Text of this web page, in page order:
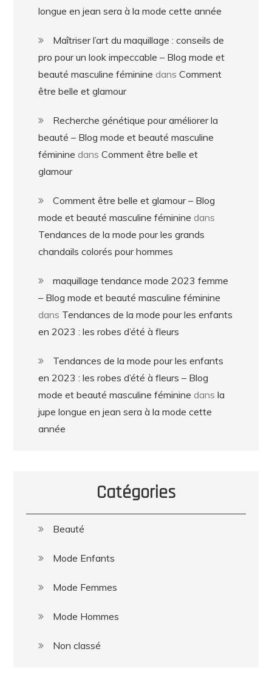
longue en jean sera à la mode cette année
Maîtriser l’art du maquillage : conseils de
pro pour un look impeccable – Blog mode et
beauté masculine féminine dansComment
être belle et glamour
Recherche génétique pour améliorer la
beauté – Blog mode et beauté masculine
féminine dansComment être belle et
glamour
Comment être belle et glamour – Blog
mode et beauté masculine féminine dans
Tendances de la mode pour les grands
chandails colorés pour hommes
maquillage tendance mode 2023 femme
– Blog mode et beauté masculine féminine
dans Tendances de la mode pour les enfants
en 2023 : les robes d’été à fleurs
Tendances de la mode pour les enfants
en 2023 : les robes d’été à fleurs – Blog
mode et beauté masculine féminine dansla
jupe longue en jean sera à la mode cette
année
Catégories
Beauté
Mode Enfants
Mode Femmes
Mode Hommes
Non classé